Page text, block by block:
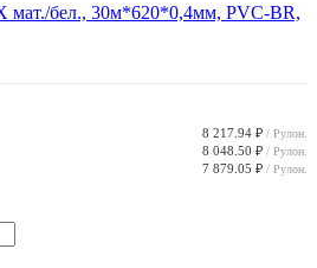
бел., 30м*620*0,4мм, PVC-BR,
8 217.94 ₽ / Рулон.
8 048.50 ₽ / Рулон.
7 879.05 ₽ / Рулон.